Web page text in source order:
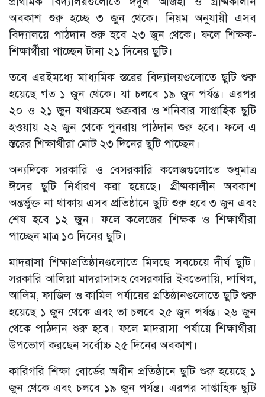
অবকাশ শুরু হচ্ছে ৩ জুন থেকে। নিয়ম অনুযায়ী এসব
বিদ্যালয়ে পাঠদান শুরু হবে ২৩ জুন থেকে। ফলে শিক্ষক-
শিক্ষার্থীরা পাচ্ছেন টানা ২১ দিনের ছুটি।
তবে এরইমধ্যে মাধ্যমিক স্তরের বিদ্যালয়গুলোতে ছুটি শুরু
হয়েছে গত ১ জুন থেকে। যা চলবে ১৯ জুন পর্যন্ত। এরপর
২০ ও ২১ জুন যথাক্রমে শুক্রবার ও শনিবার সাপ্তাহিক ছুটি
হওয়ায় ২২ জুন থেকে পুনরায় পাঠদান শুরু হবে। ফলে এ
স্তরের শিক্ষার্থীরা মোট ২৩ দিনের ছুটি পাচ্ছেন।
অন্যদিকে সরকারি ও বেসরকারি কলেজগুলোতে শুধুমাত্র
ঈদের ছুটি নির্ধারণ করা হয়েছে। গ্রীষ্মকালীন অবকাশ
অন্তর্ভুক্ত না থাকায় এসব প্রতিষ্ঠানে ছুটি শুরু হবে ৩ জুন এবং
শেষ হবে ১২ জুন। ফলে কলেজের শিক্ষক ও শিক্ষার্থীরা
পাচ্ছেন মাত্র ১০ দিনের ছুটি।
মাদরাসা শিক্ষাপ্রতিষ্ঠানগুলোতে মিলছে সবচেয়ে দীর্ঘ ছুটি।
সরকারি আলিয়া মাদরাসাসহ বেসরকারি ইবতেদায়ি, দাখিল,
আলিম, ফাজিল ও কামিল পর্যায়ের প্রতিষ্ঠানগুলোতে ছুটি শুরু
হয়েছে ১ জুন থেকে এবং তা চলবে ২৫ জুন পর্যন্ত। ২৬ জুন
থেকে পাঠদান শুরু হবে। ফলে মাদরাসা পর্যায়ে শিক্ষার্থীরা
উপভোগ করছেন সর্বোচ্চ ২৫ দিনের অবকাশ।
কারিগরি শিক্ষা বোর্ডের অধীন প্রতিষ্ঠানে ছুটি শুরু হয়েছে ১
জুন থেকে এবং চলবে ১৯ জুন পর্যন্ত। এরপর সাপ্তাহিক ছুটি